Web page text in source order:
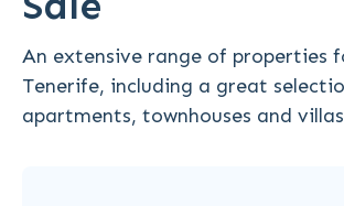
An extensive range of properties
Tenerife, including a great
apartments, townhouses and